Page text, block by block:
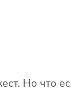
Но что